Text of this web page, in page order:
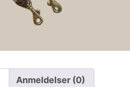
Anmeldelser (0)